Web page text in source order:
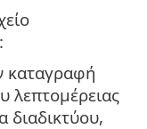
καταγραφή
λεπτομέρειας